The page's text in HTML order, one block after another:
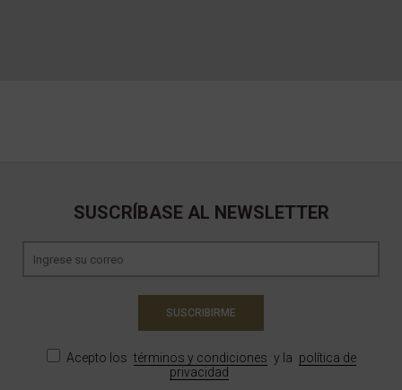
SUSCRÍBASE AL NEWSLETTER
SUSCRIBIRME
Acepto los términos y condiciones y la política de
privacidad